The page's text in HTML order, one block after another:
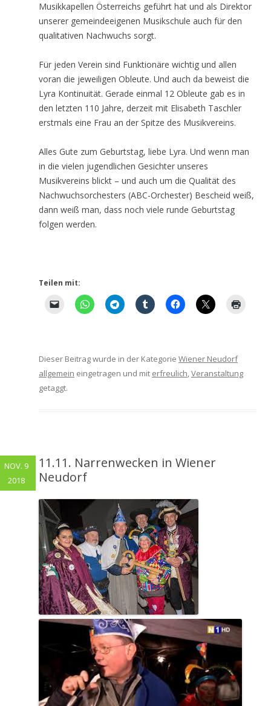
Musikkapellen Österreichs geführt hat und als Direktor
unserer gemeindeeigenen Musikschule auch für den
qualitativen Nachwuchs sorgt.
Für jeden Verein sind Funktionäre wichtig und allen
voran die jeweiligen Obleute. Und auch da beweist die
Lyra Kontinuität. Gerade einmal 12 Obleute gab es in
den letzten 110 Jahre, derzeit mit Elisabeth Taschler
erstmals eine Frau an der Spitze des Musikvereins.
Alles Gute zum Geburtstag, liebe Lyra. Und wenn man
in die vielen jugendlichen Gesichter unseres
Musikvereins blickt – und auch um die Qualität des
Nachwuchsorchesters (ABC-Orchester) Bescheid weiß,
dann weiß man, dass noch viele runde Geburtstag
folgen werden.
Teilen mit:
Dieser Beitrag wurde in der Kategorie Wiener Neudorf
allgemein eingetragen und mit erfreulich,Veranstaltung
getaggt.
11.11. Narrenwecken in Wiener
Neudorf
NOV. 9
2018